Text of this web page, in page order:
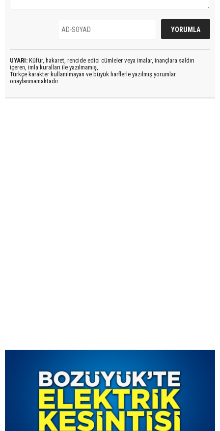
UYARI: Küfür, hakaret, rencide edici cümleler veya imalar, inançlara saldırı
içeren, imla kuralları ile yazılmamış,
Türkçe karakter kullanılmayan ve büyük harflerle yazılmış yorumlar
onaylanmamaktadır.